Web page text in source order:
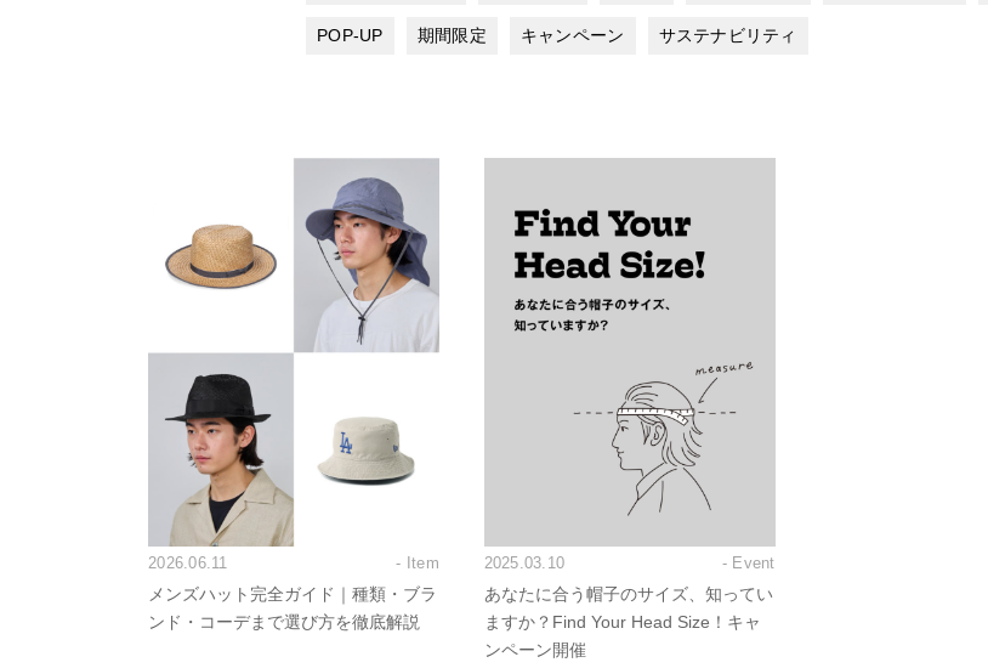
POP-UP 期間限定 キャンペーン サステナビリティ
2026.06.11 - Item
メンズハット完全ガイド｜種類・ブラ
ンド・コーデまで選び方を徹底解説
2025.03.10 - Event
あなたに合う帽子のサイズ、知ってい
ますか？Find Your Head Size！キャ
ンペーン開催